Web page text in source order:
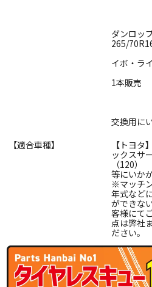
ダンロッ
265/
イボ・ラ
1本販売
交換用に
【適合車種】
【トヨタ
ックスサ
（120）
等にいか
※マッチ
年式など
ができな
客様にて
点は弊社
ださい。